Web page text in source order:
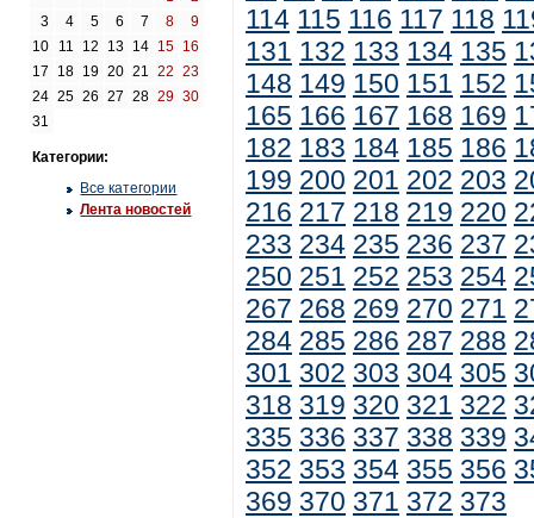
3
4 5 6 7 8
9
10
11 12 13 14 15 16
17
18 19 20 21 22
23
24 25 26 27 28 29 30
31
Категории:
Все категории
Лента новостей
114 115 116 117 118
131 132 133 134 135
148 149 150 151 152
165 166 167 168 169
182 183 184 185 186
199 200 201 202 203
216 217 218 219 220
233 234 235 236 237
250 251 252 253 254
267 268 269 270 271
284 285 286 287 288
301 302 303 304 305
318 319 320 321 322
335 336 337 338 339
352 353 354 355 356
369 370 371 372 373